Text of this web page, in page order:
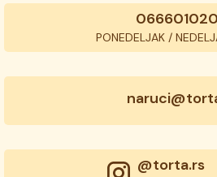
PONEDELJAK /
@torta.rs